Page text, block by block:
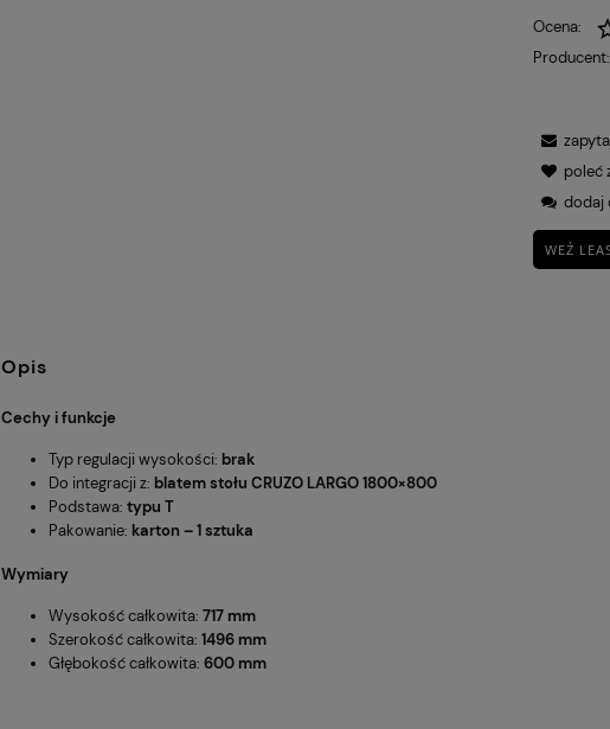
Ocena:
Producent:
poleć
dodaj
WEŹ
Opis
Cechy i funkcje
Typ regulacji wysokości: brak
Do integracji z: blatem stołu CRUZO LARGO1800×800
Podstawa: typu T
Pakowanie: karton – 1 sztuka
Wymiary
Wysokość całkowita: 717 mm
Szerokość całkowita: 1496 mm
Głębokość całkowita: 600 mm